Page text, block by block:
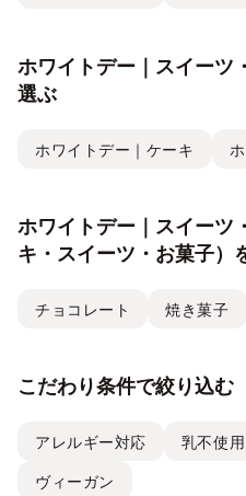
ホワイトデー｜スイーツ
選ぶ
ホワイトデー｜ケーキ
ホワイトデー｜スイーツ
キ・スイーツ・お菓子）
チョコレート 焼き菓子
こだわり条件で絞り込む
アレルギー対応 乳不使用
ヴィーガン